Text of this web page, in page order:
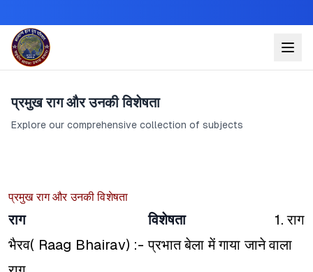
प्रमुख राग और उनकी विशेषता
Explore our comprehensive collection of subjects
प्रमुख राग और उनकी विशेषता
राग विशेषता
1. राग
भैरव( Raag Bhairav) :- प्रभात बेला में गाया जाने वाला